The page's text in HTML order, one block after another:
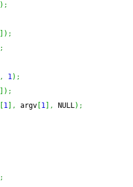
) ;
) ;
;
, 1) ;
) ;
1 , argv 1 , NULL) ;
;